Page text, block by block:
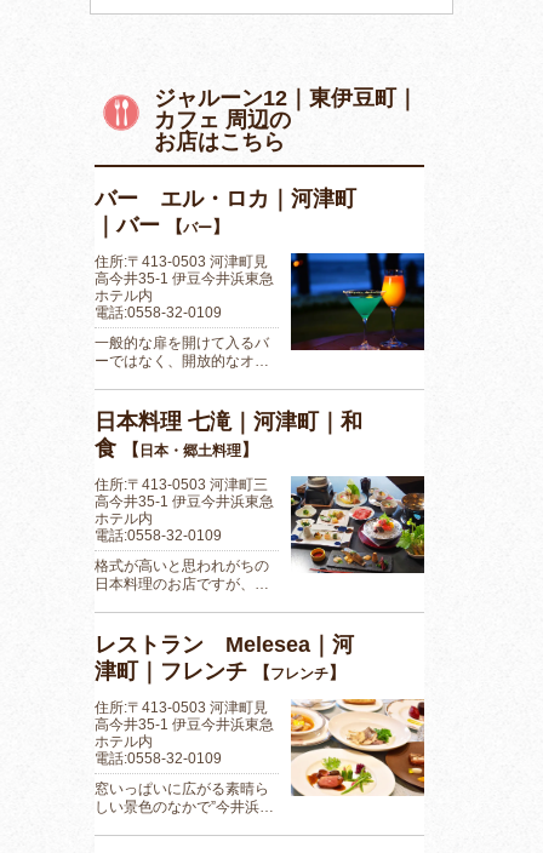
ジャルーン12｜東伊豆町｜
カフェ 周辺の
お店はこちら
バー エル・ロカ｜河津町
｜バー
【バー】
住所:〒413-0503 河津町見
高今井35-1 伊豆今井浜東急
ホテル内
電話:0558-32-0109
一般的な扉を開けて入るバ
ーではなく、開放的なオ…
日本料理 七滝｜河津町｜和
食
【 日本・郷土料理】
住所:〒413-0503 河津町三
高今井35-1 伊豆今井浜東急
ホテル内
電話:0558-32-0109
格式が高いと思われがちの
日本料理のお店ですが、…
レストラン Melesea｜河
津町｜フレンチ
【フレンチ】
住所:〒413-0503 河津町見
高今井35-1 伊豆今井浜東急
ホテル内
電話:0558-32-0109
窓いっぱいに広がる素晴ら
しい景色のなかで”今井浜…